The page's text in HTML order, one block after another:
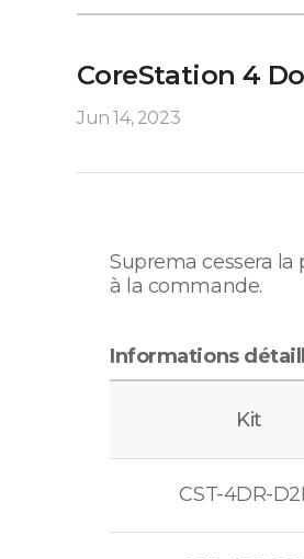
CoreStation 4
Jun 14, 2023
Suprema cessera
à la commande.
Informations
Kit
CST-4DR-